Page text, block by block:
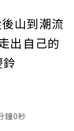
山到潮流
出自己的
鐘0秒